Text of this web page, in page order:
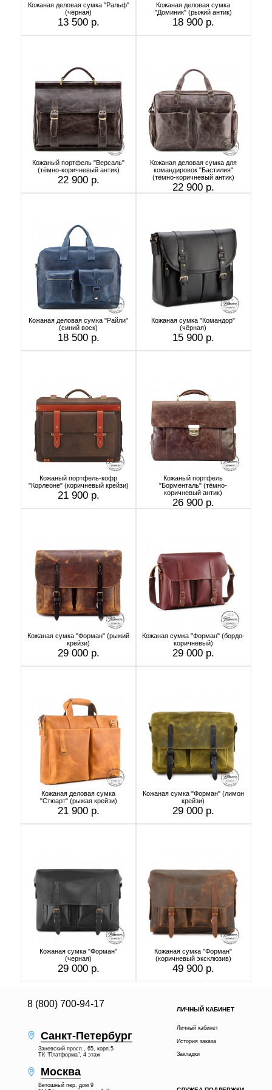
Кожаная деловая сумка "Ральф"
(чёрная)
13 500 р.
Кожаная деловая сумка
"Доминик" (рыжий антик)
18 900 р.
Кожаный портфель "Версаль"
(тёмно-коричневый антик)
22 900 р.
Кожаная деловая сумка для
командировок "Бастилия"
(тёмно-коричневый антик)
22 900 р.
Кожаная деловая сумка "Райли"
(синий воск)
18 500 р.
Кожаная сумка "Командор"
(чёрная)
15 900 р.
Кожаный портфель-кофр
"Корлеоне" (коричневый крейзи)
21 900 р.
Кожаный портфель
"Борменталь" (тёмно-
коричневый антик)
26 900 р.
Кожаная сумка "Форман" (рыжий
крейзи)
29 000 р.
Кожаная сумка "Форман" (бордо-
коричневый)
29 000 р.
Кожаная деловая сумка
"Стюарт" (рыжая крейзи)
21 900 р.
Кожаная сумка "Форман" (лимон
крейзи)
29 000 р.
Кожаная сумка "Форман"
(черная)
29 000 р.
Кожаная сумка "Форман"
(коричневый эксклюзив)
49 900 р.
8 (800) 700-94-17
Санкт-Петербург
Заневский просп., 65, корп.5
ТК "Платформа", 4 этаж
Москва
Ветошный пер. дом 9
ЛИЧНЫЙ КАБИНЕТ
Личный кабинет
История заказа
Закладки